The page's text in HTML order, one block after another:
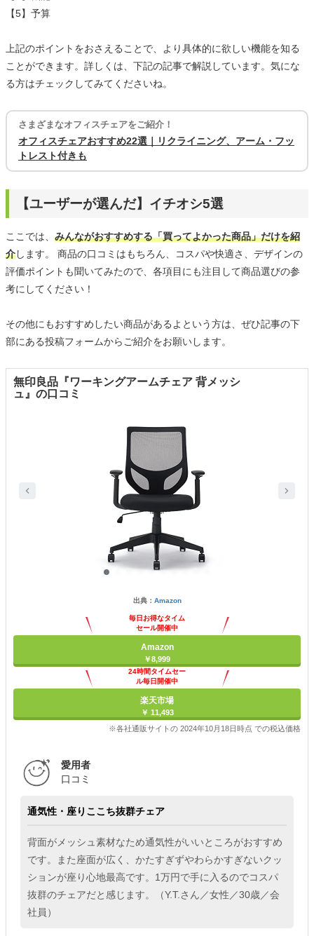
【5】予算
上記のポイントをおさえることで、より具体的に欲しい機能を知る
ことができます。詳しくは、下記の記事で解説しています。気にな
る方はチェックしてみてくださいね。
さまざまなオフィスチェアをご紹介！
オフィスチェアおすすめ22選｜リクライニング、アーム・フッ
トレスト付きも
【ユーザーが選んだ】イチオシ5選
ここでは、 みんながおすすめする「買ってよかった商品」だけを紹
介します。 商品の口コミはもちろん、コスパや快適さ、デザインの
評価ポイントも聞いてみたので、各項目にも注目して商品選びの参
考にしてください！
その他にもおすすめしたい商品があるよという方は、ぜひ記事の下
部にある投稿フォームからご紹介をお願いします。
無印良品『ワーキングアームチェア 背メッシ
ュ』の口コミ
出典： Amazon
毎日お得なタイム
セール開催中
Amazon
￥8,999
24時間タイムセー
ル毎日開催中
楽天市場
￥ 11,493
※各社通販サイトの 2024年10月18日時点 での税込価格
愛用者
口コミ
通気性・座りここち抜群チェア
背面がメッシュ素材なため通気性がいいところがおすすめ
です。また座面が広く、かたすぎずやわらかすぎないクッ
ションが座り心地最高です。1万円で手に入るのでコスパ
抜群のチェアだと感じます。（Y.T.さん／女性／30歳／会
社員）